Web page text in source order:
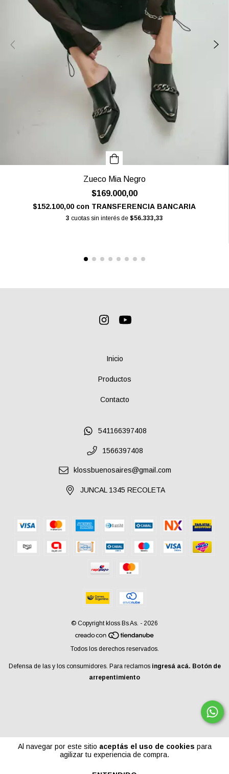
Al navegar por este sitio aceptás el uso de cookies para
agilizar tu experiencia de compra.
Zueco Mia Negro
$169.000,00
$152.100,00 con TRANSFERENCIA BANCARIA
3 cuotas sin interés de $56.333,33
Inicio
Productos
Contacto
541166397408
1566397408
klossbuenosaires@gmail.com
JUNCAL 1345 RECOLETA
© Copyright kloss Bs As. - 2026
Todos los derechos reservados.
Defensa de las y los consumidores. Para reclamos ingresá acá. Botón de
arrepentimiento